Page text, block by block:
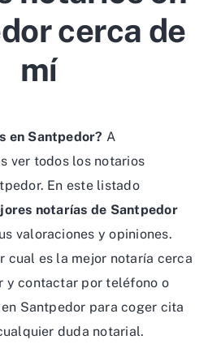
cerca de
mí
en Santpedor? A
ver todos los notarios
En este listado
notarías de Santpedor
valoraciones y opiniones.
cual es la mejor notaría cerca
y contactar por teléfono o
Santpedor para coger cita
duda notarial.